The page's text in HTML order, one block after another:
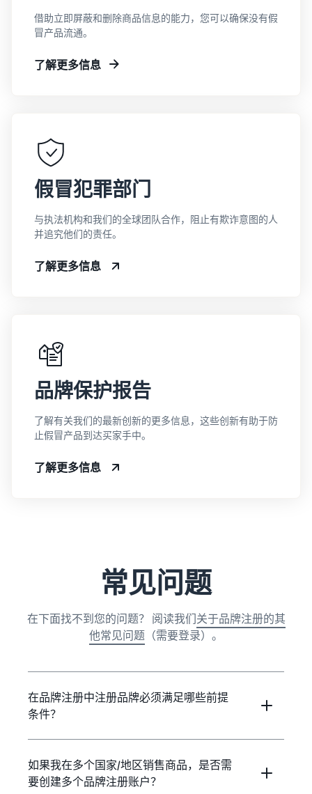
借助立即屏蔽和删除商品信息的能力，您可以确保没有假
冒产品流通。
了解更多信息
假冒犯罪部门
与执法机构和我们的全球团队合作，阻止有欺诈意图的人
并追究他们的责任。
了解更多信息
品牌保护报告
了解有关我们的最新创新的更多信息，这些创新有助于防
止假冒产品到达买家手中。
了解更多信息
常见问题
在下面找不到您的问题？ 阅读我们关于品牌注册的其
他常见问题 （需要登录）。
在品牌注册中注册品牌必须满足哪些前提
条件？
如果我在多个国家/地区销售商品，是否需
要创建多个品牌注册账户？